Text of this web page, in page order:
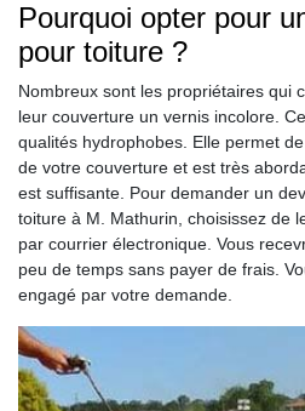
Pourquoi opter pour
pour toiture ?
Nombreux sont les propriétaires qui
leur couverture un vernis incolore.
qualités hydrophobes. Elle permet
de votre couverture et est très
est suffisante. Pour demander un
toiture à M. Mathurin, choisissez de
par courrier électronique. Vous
peu de temps sans payer de frais.
engagé par votre demande.